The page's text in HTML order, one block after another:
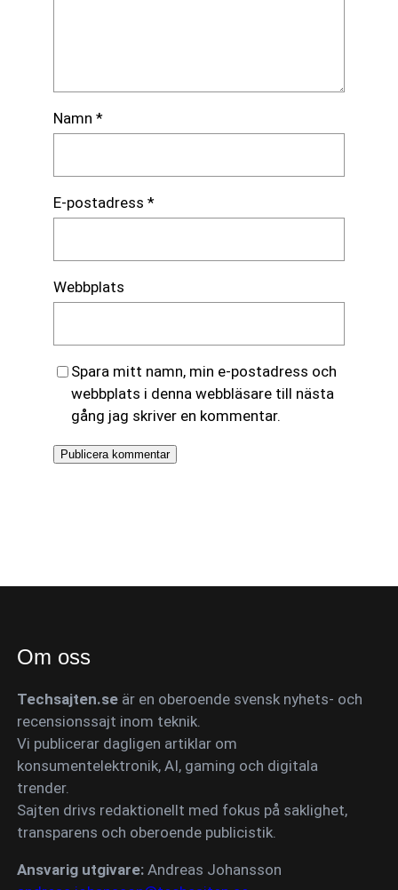
Namn *
E-postadress *
Webbplats
Spara mitt namn, min e-postadress och
webbplats i denna webbläsare till nästa
gång jag skriver en kommentar.
Om oss
Techsajten.se är en oberoende svensk nyhets- och
recensionssajt inom teknik.
Vi publicerar dagligen artiklar om
konsumentelektronik, AI, gaming och digitala
trender.
Sajten drivs redaktionellt med fokus på saklighet,
transparens och oberoende publicistik.
Ansvarig utgivare: Andreas Johansson